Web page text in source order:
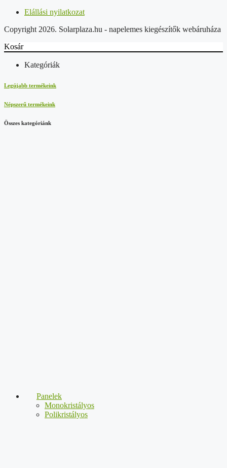
Elállási nyilatkozat
Copyright 2026. Solarplaza.hu - napelemes kiegészítők webáruháza
Kosár
Kategóriák
Legújabb termékeink
Népszerű termékeink
Összes kategóriánk
Panelek
Monokristályos
Polikristályos